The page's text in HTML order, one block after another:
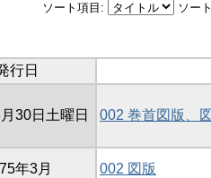
ソート項目: ソー
行日
30日土曜日 002 巻首図版、
年3月 002 図版